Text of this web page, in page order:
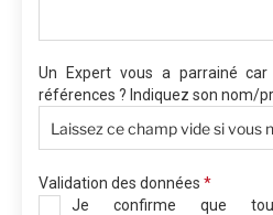
Un Expert vous a parrainé
références ? Indiquez son nom/
Validation des données *
Je confirme que